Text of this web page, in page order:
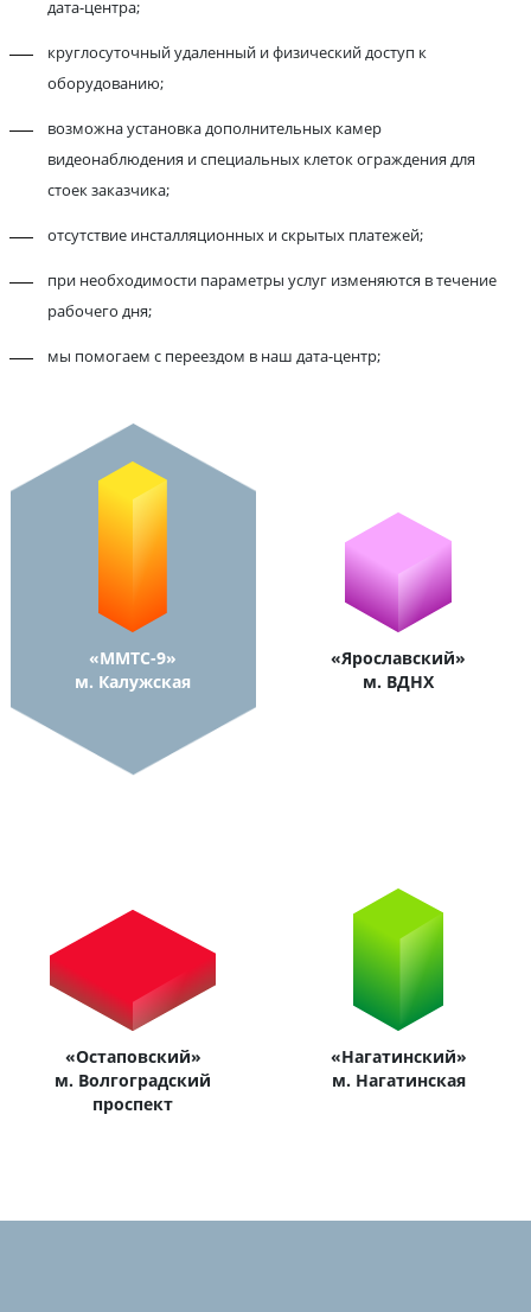
дата-центра;
круглосуточный удаленный и физический доступ к
оборудованию;
возможна установка дополнительных камер
видеонаблюдения и специальных клеток ограждения для
стоек заказчика;
отсутствие инсталляционных и скрытых платежей;
при необходимости параметры услуг изменяются в течение
рабочего дня;
мы помогаем с переездом в наш дата-центр;
«ММТС-9»
м. Калужская
«Ярославский»
м. ВДНХ
«Остаповский»
м. Волгоградский
проспект
«Нагатинский»
м. Нагатинская